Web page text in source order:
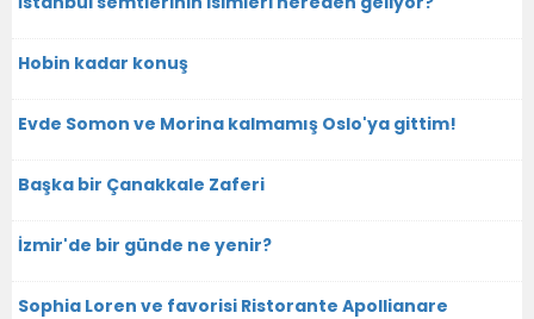
Hobin kadar konuş
Evde Somon ve Morina kalmamış Oslo'ya gittim!
Başka bir Çanakkale Zaferi
İzmir'de bir günde ne yenir?
Sophia Loren ve favorisi Ristorante Apollianare